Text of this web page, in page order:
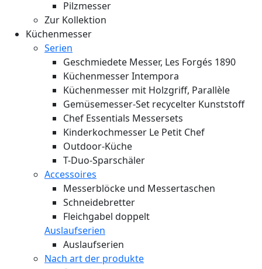
Pilzmesser
Zur Kollektion
Küchenmesser
Serien
Geschmiedete Messer, Les Forgés 1890
Küchenmesser Intempora
Küchenmesser mit Holzgriff, Parallèle
Gemüsemesser-Set recycelter Kunststoff
Chef Essentials Messersets
Kinderkochmesser Le Petit Chef
Outdoor-Küche
T-Duo-Sparschäler
Accessoires
Messerblöcke und Messertaschen
Schneidebretter
Fleichgabel doppelt
Auslaufserien
Auslaufserien
Nach art der produkte